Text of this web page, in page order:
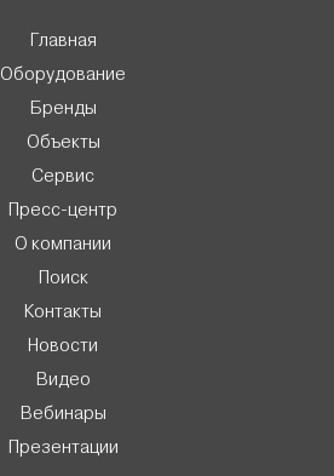
Главная
Оборудование
Бренды
Объекты
Сервис
Пресс-центр
О компании
Поиск
Контакты
Новости
Видео
Вебинары
Презентации